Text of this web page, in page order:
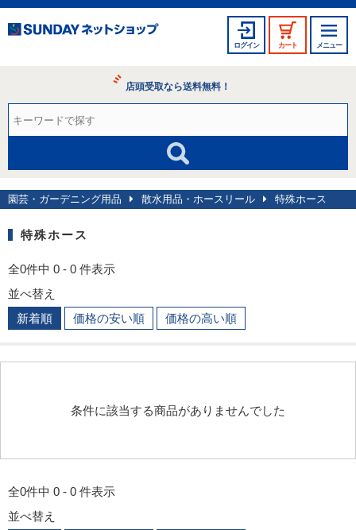
ログイン カート メニュー
店頭受取なら送料無料！
園芸・ガーデニング用品 散水用品・ホースリール 特殊ホース
特殊ホース
全0件中 0 - 0 件表示
並べ替え
新着順
価格の安い順 価格の高い順
条件に該当する商品がありませんでした
全0件中 0 - 0 件表示
並べ替え